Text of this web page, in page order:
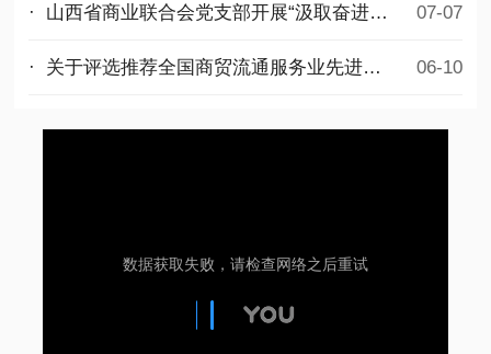
· 山西省商业联合会党支部开展“汲取奋进力量，勇担时代使命”迎七一主题党日活动 07-07
· 关于评选推荐全国商贸流通服务业先进集体和先进个人拟选名单的公示 06-10